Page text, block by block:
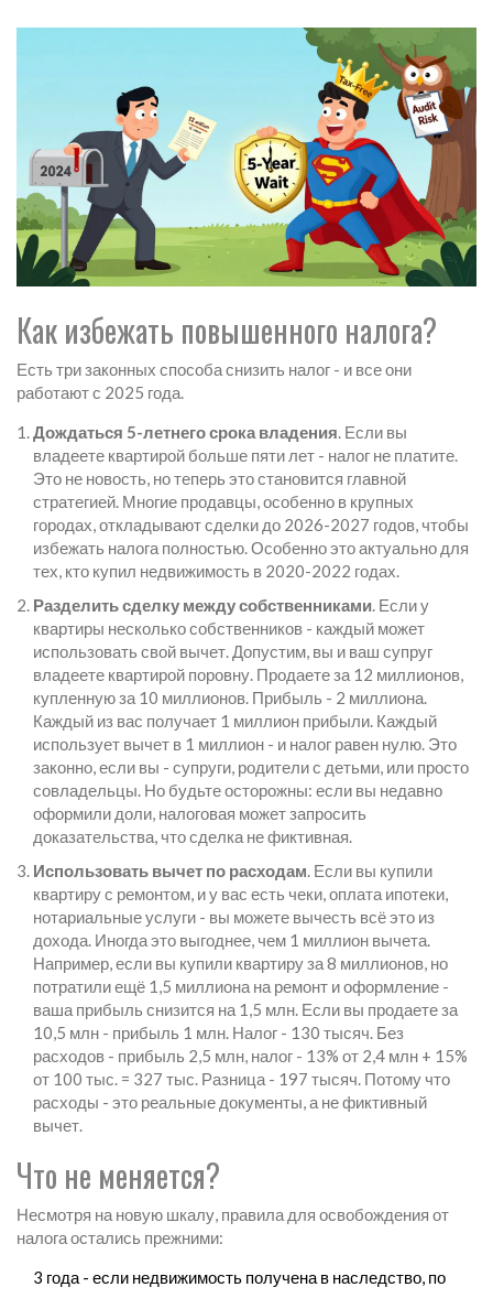
Как избежать повышенного налога?
Есть три законных способа снизить налог - и все они
работают с 2025 года.
Дождаться 5-летнего срока владения. Если вы
владеете квартирой больше пяти лет - налог не платите.
Это не новость, но теперь это становится главной
стратегией. Многие продавцы, особенно в крупных
городах, откладывают сделки до 2026-2027 годов, чтобы
избежать налога полностью. Особенно это актуально для
тех, кто купил недвижимость в 2020-2022 годах.
Разделить сделку между собственниками. Если у
квартиры несколько собственников - каждый может
использовать свой вычет. Допустим, вы и ваш супруг
владеете квартирой поровну. Продаете за 12 миллионов,
купленную за 10 миллионов. Прибыль - 2 миллиона.
Каждый из вас получает 1 миллион прибыли. Каждый
использует вычет в 1 миллион - и налог равен нулю. Это
законно, если вы - супруги, родители с детьми, или просто
совладельцы. Но будьте осторожны: если вы недавно
оформили доли, налоговая может запросить
доказательства, что сделка не фиктивная.
Использовать вычет по расходам. Если вы купили
квартиру с ремонтом, и у вас есть чеки, оплата ипотеки,
нотариальные услуги - вы можете вычесть всё это из
дохода. Иногда это выгоднее, чем 1 миллион вычета.
Например, если вы купили квартиру за 8 миллионов, но
потратили ещё 1,5 миллиона на ремонт и оформление -
ваша прибыль снизится на 1,5 млн. Если вы продаете за
10,5 млн - прибыль 1 млн. Налог - 130 тысяч. Без
расходов - прибыль 2,5 млн, налог - 13% от 2,4 млн + 15%
от 100 тыс. = 327 тыс. Разница - 197 тысяч. Потому что
расходы - это реальные документы, а не фиктивный
вычет.
Что не меняется?
Несмотря на новую шкалу, правила для освобождения от
налога остались прежними:
3 года - если недвижимость получена в наследство, по